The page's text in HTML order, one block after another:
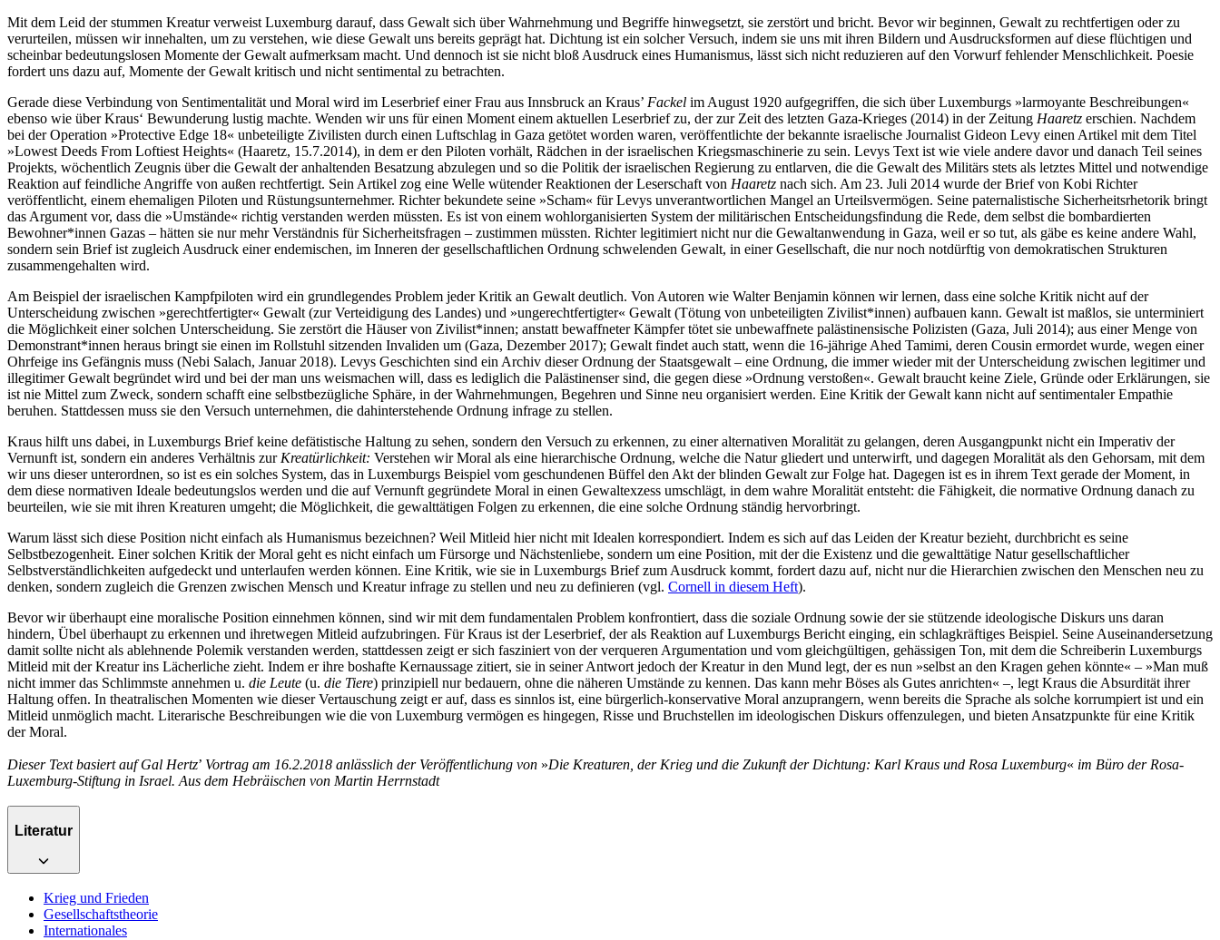
Mit dem Leid der stummen Kreatur verweist Luxemburg darauf, dass Gewalt sich über Wahrnehmung und Begriffe hinwegsetzt, sie zerstört und bricht. Bevor wir beginnen, Gewalt zu rechtfertigen oder zu
verurteilen, müssen wir innehalten, um zu verstehen, wie diese Gewalt uns bereits geprägt hat. Dichtung ist ein solcher Versuch, indem sie uns mit ihren Bildern und Ausdrucksformen auf diese flüchtigen und
scheinbar bedeutungslosen Momente der Gewalt aufmerksam macht. Und dennoch ist sie nicht bloß Ausdruck eines Humanismus, lässt sich nicht reduzieren auf den Vorwurf fehlender Menschlichkeit. Poesie
fordert uns dazu auf, Momente der Gewalt kritisch und nicht sentimental zu betrachten.
Gerade diese Verbindung von Sentimentalität und Moral wird im Leserbrief einer Frau aus Innsbruck an Kraus’ Fackel im August 1920 aufgegriffen, die sich über Luxemburgs »larmoyante Beschreibungen«
ebenso wie über Kraus‘ Bewunderung lustig machte. Wenden wir uns für einen Moment einem aktuellen Leserbrief zu, der zur Zeit des letzten Gaza-Krieges (2014) in der Zeitung Haaretz erschien. Nachdem
bei der Operation »Protective Edge 18« unbeteiligte Zivilisten durch einen Luftschlag in Gaza getötet worden waren, veröffentlichte der bekannte israelische Journalist Gideon Levy einen Artikel mit dem Titel
»Lowest Deeds From Loftiest Heights« (Haaretz, 15.7.2014), in dem er den Piloten vorhält, Rädchen in der israelischen Kriegsmaschinerie zu sein. Levys Text ist wie viele andere davor und danach Teil seines
Projekts, wöchentlich Zeugnis über die Gewalt der anhaltenden Besatzung abzulegen und so die Politik der israelischen Regierung zu entlarven, die die Gewalt des Militärs stets als letztes Mittel und notwendige
Reaktion auf feindliche Angriffe von außen rechtfertigt. Sein Artikel zog eine Welle wütender Reaktionen der Leserschaft von Haaretz nach sich. Am 23. Juli 2014 wurde der Brief von Kobi Richter
veröffentlicht, einem ehemaligen Piloten und Rüstungsunternehmer. Richter bekundete seine »Scham« für Levys unverantwortlichen Mangel an Urteilsvermögen. Seine paternalistische Sicherheitsrhetorik bringt
das Argument vor, dass die »Umstände« richtig verstanden werden müssten. Es ist von einem wohlorganisierten System der militärischen Entscheidungsfindung die Rede, dem selbst die bombardierten
Bewohner*innen Gazas – hätten sie nur mehr Verständnis für Sicherheitsfragen – zustimmen müssten. Richter legitimiert nicht nur die Gewaltanwendung in Gaza, weil er so tut, als gäbe es keine andere Wahl,
sondern sein Brief ist zugleich Ausdruck einer endemischen, im Inneren der gesellschaftlichen Ordnung schwelenden Gewalt, in einer Gesellschaft, die nur noch notdürftig von demokratischen Strukturen
zusammengehalten wird.
Am Beispiel der israelischen Kampfpiloten wird ein grundlegendes Problem jeder Kritik an Gewalt deutlich. Von Autoren wie Walter Benjamin können wir lernen, dass eine solche Kritik nicht auf der
Unterscheidung zwischen »gerechtfertigter« Gewalt (zur Verteidigung des Landes) und »ungerechtfertigter« Gewalt (Tötung von unbeteiligten Zivilist*innen) aufbauen kann. Gewalt ist maßlos, sie unterminiert
die Möglichkeit einer solchen Unterscheidung. Sie zerstört die Häuser von Zivilist*innen; anstatt bewaffneter Kämpfer tötet sie unbewaffnete palästinensische Polizisten (Gaza, Juli 2014); aus einer Menge von
Demonstrant*innen heraus bringt sie einen im Rollstuhl sitzenden Invaliden um (Gaza, Dezember 2017); Gewalt findet auch statt, wenn die 16-jährige Ahed Tamimi, deren Cousin ermordet wurde, wegen einer
Ohrfeige ins Gefängnis muss (Nebi Salach, Januar 2018). Levys Geschichten sind ein Archiv dieser Ordnung der Staatsgewalt – eine Ordnung, die immer wieder mit der Unterscheidung zwischen legitimer und
illegitimer Gewalt begründet wird und bei der man uns weismachen will, dass es lediglich die Palästinenser sind, die gegen diese »Ordnung verstoßen«. Gewalt braucht keine Ziele, Gründe oder Erklärungen, sie
ist nie Mittel zum Zweck, sondern schafft eine selbstbezügliche Sphäre, in der Wahrnehmungen, Begehren und Sinne neu organisiert werden. Eine Kritik der Gewalt kann nicht auf sentimentaler Empathie
beruhen. Stattdessen muss sie den Versuch unternehmen, die dahinterstehende Ordnung infrage zu stellen.
Kraus hilft uns dabei, in Luxemburgs Brief keine defätistische Haltung zu sehen, sondern den Versuch zu erkennen, zu einer alternativen Moralität zu gelangen, deren Ausgangpunkt nicht ein Imperativ der
Vernunft ist, sondern ein anderes Verhältnis zur Kreatürlichkeit: Verstehen wir Moral als eine hierarchische Ordnung, welche die Natur gliedert und unterwirft, und dagegen Moralität als den Gehorsam, mit dem
wir uns dieser unterordnen, so ist es ein solches System, das in Luxemburgs Beispiel vom geschundenen Büffel den Akt der blinden Gewalt zur Folge hat. Dagegen ist es in ihrem Text gerade der Moment, in
dem diese normativen Ideale bedeutungslos werden und die auf Vernunft gegründete Moral in einen Gewaltexzess umschlägt, in dem wahre Moralität entsteht: die Fähigkeit, die normative Ordnung danach zu
beurteilen, wie sie mit ihren Kreaturen umgeht; die Möglichkeit, die gewalttätigen Folgen zu erkennen, die eine solche Ordnung ständig hervorbringt.
Warum lässt sich diese Position nicht einfach als Humanismus bezeichnen? Weil Mitleid hier nicht mit Idealen korrespondiert. Indem es sich auf das Leiden der Kreatur bezieht, durchbricht es seine
Selbstbezogenheit. Einer solchen Kritik der Moral geht es nicht einfach um Fürsorge und Nächstenliebe, sondern um eine Position, mit der die Existenz und die gewalttätige Natur gesellschaftlicher
Selbstverständlichkeiten aufgedeckt und unterlaufen werden können. Eine Kritik, wie sie in Luxemburgs Brief zum Ausdruck kommt, fordert dazu auf, nicht nur die Hierarchien zwischen den Menschen neu zu
denken, sondern zugleich die Grenzen zwischen Mensch und Kreatur infrage zu stellen und neu zu definieren (vgl. Cornell in diesem Heft).
Bevor wir überhaupt eine moralische Position einnehmen können, sind wir mit dem fundamentalen Problem konfrontiert, dass die soziale Ordnung sowie der sie stützende ideologische Diskurs uns daran
hindern, Übel überhaupt zu erkennen und ihretwegen Mitleid aufzubringen. Für Kraus ist der Leserbrief, der als Reaktion auf Luxemburgs Bericht einging, ein schlagkräftiges Beispiel. Seine Auseinandersetzung
damit sollte nicht als ablehnende Polemik verstanden werden, stattdessen zeigt er sich fasziniert von der verqueren Argumentation und vom gleichgültigen, gehässigen Ton, mit dem die Schreiberin Luxemburgs
Mitleid mit der Kreatur ins Lächerliche zieht. Indem er ihre boshafte Kernaussage zitiert, sie in seiner Antwort jedoch der Kreatur in den Mund legt, der es nun »selbst an den Kragen gehen könnte« – »Man muß
nicht immer das Schlimmste annehmen u. die Leute (u. die Tiere) prinzipiell nur bedauern, ohne die näheren Umstände zu kennen. Das kann mehr Böses als Gutes anrichten« –, legt Kraus die Absurdität ihrer
Haltung offen. In theatralischen Momenten wie dieser Vertauschung zeigt er auf, dass es sinnlos ist, eine bürgerlich-konservative Moral anzuprangern, wenn bereits die Sprache als solche korrumpiert ist und ein
Mitleid unmöglich macht. Literarische Beschreibungen wie die von Luxemburg vermögen es hingegen, Risse und Bruchstellen im ideologischen Diskurs offenzulegen, und bieten Ansatzpunkte für eine Kritik
der Moral.
Dieser Text basiert auf Gal Hertz’ Vortrag am 16.2.2018 anlässlich der Veröffentlichung von »Die Kreaturen, der Krieg und die Zukunft der Dichtung: Karl Kraus und Rosa Luxemburg« im Büro der Rosa-
Luxemburg-Stiftung in Israel. Aus dem Hebräischen von Martin Herrnstadt
Literatur
Krieg und Frieden
Gesellschaftstheorie
Internationales